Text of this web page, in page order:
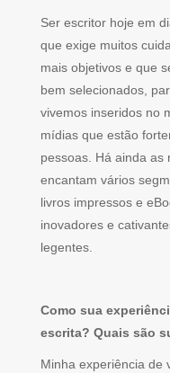
Ser escritor hoje em
que exige muitos
mais objetivos e que
bem selecionados,
vivemos inseridos no
mídias que estão
pessoas. Há ainda as
encantam vários
livros impressos e
inovadores e
legentes.
Como sua
escrita? Quais são
Minha experiência de